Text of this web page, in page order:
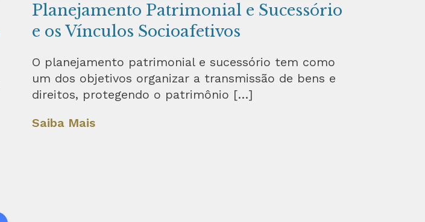
Planejamento Patrimonial e Sucessório
e os Vínculos Socioafetivos
O planejamento patrimonial e sucessório tem como
um dos objetivos organizar a transmissão de bens e
direitos, protegendo o patrimônio […]
Saiba Mais